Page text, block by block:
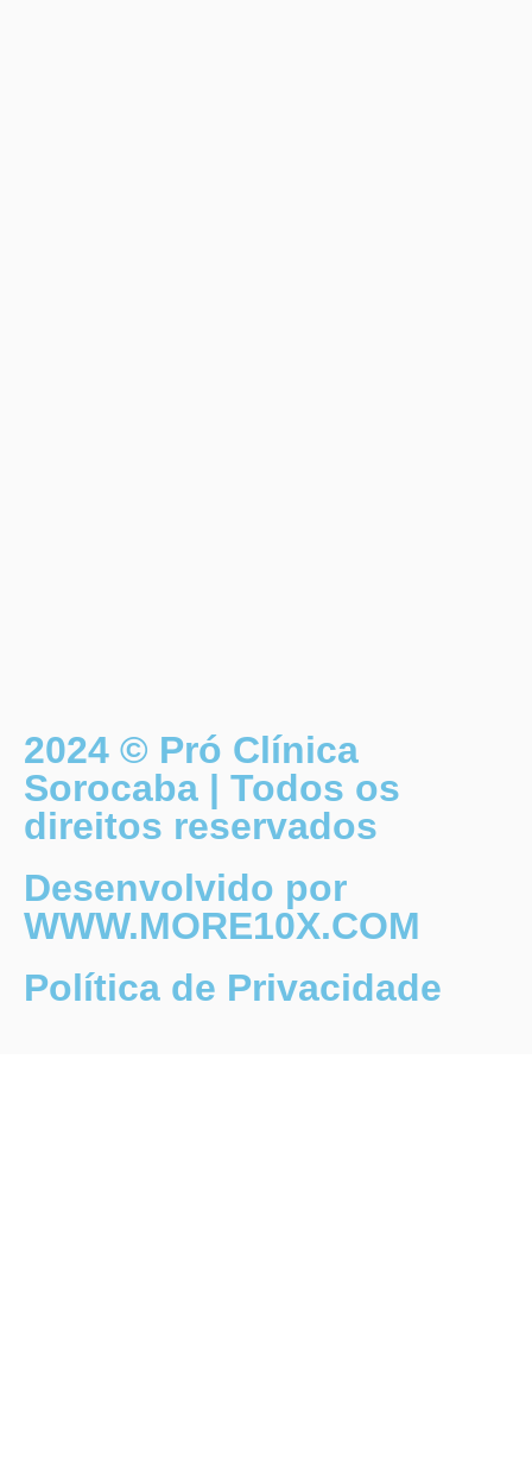
2024 © Pró Clínica
Sorocaba | Todos os
direitos reservados
Desenvolvido por
WWW.MORE10X.COM
Política de Privacidade